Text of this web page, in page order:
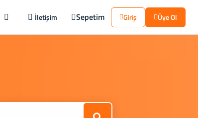
İletişim Sepetim Giriş Üye Ol